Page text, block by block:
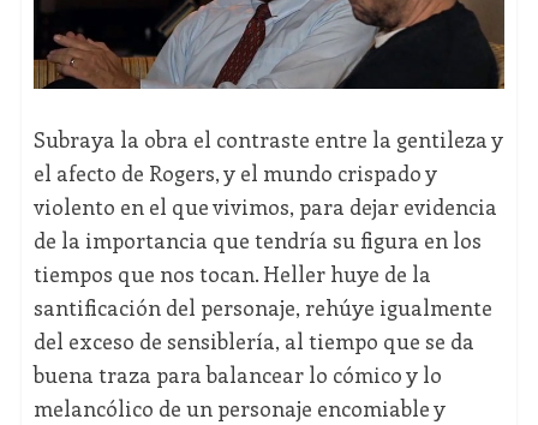
Subraya la obra el contraste entre la gentileza y
el afecto de Rogers, y el mundo crispado y
violento en el que vivimos, para dejar evidencia
de la importancia que tendría su figura en los
tiempos que nos tocan. Heller huye de la
santificación del personaje, rehúye igualmente
del exceso de sensiblería, al tiempo que se da
buena traza para balancear lo cómico y lo
melancólico de un personaje encomiable y